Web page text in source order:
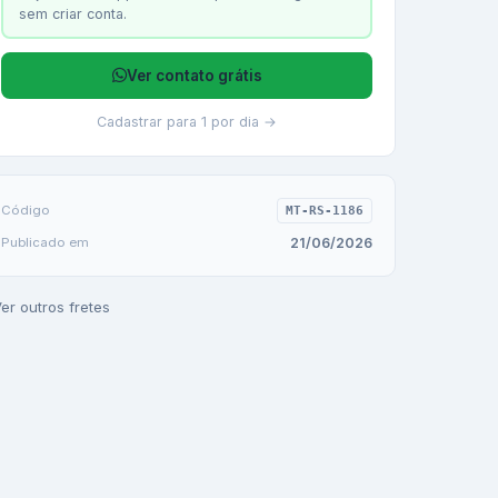
sem criar conta.
Ver contato grátis
Cadastrar para 1 por dia →
Código MT-RS-1186
Publicado em 21/06/2026
outros fretes